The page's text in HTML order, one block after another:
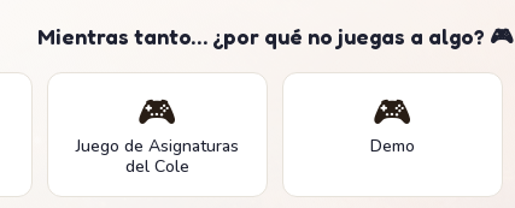
Mientras tanto… ¿por qué no juegas a algo? 🎮
🎮
Juego de Asignaturas
del Cole
🎮
Demo